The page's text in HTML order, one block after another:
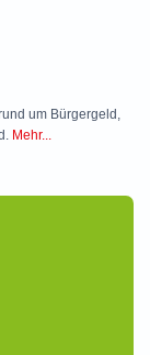
um Bürgergeld,
Mehr...